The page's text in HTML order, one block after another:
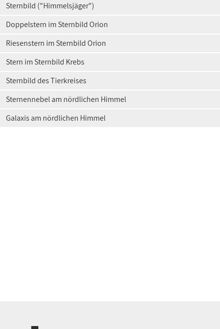
Sternbild ("Himmelsjäger")
Doppelstern im Sternbild Orion
Riesenstern im Sternbild Orion
Stern im Sternbild Krebs
Sternbild des Tierkreises
Sternennebel am nördlichen Himmel
Galaxis am nördlichen Himmel